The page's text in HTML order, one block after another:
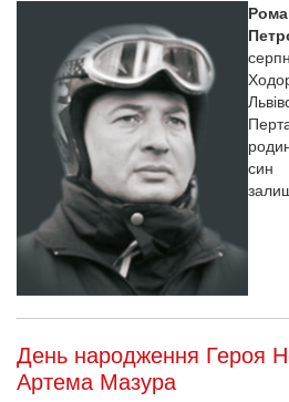
син
День народження Героя
Артема Мазура